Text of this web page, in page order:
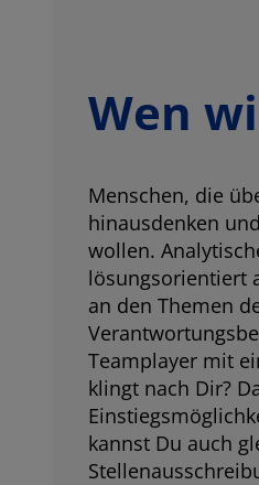
Wen
Menschen, die
hinausdenken
wollen.
lösungsorientiert
an den Themen
Teamplayer mit
klingt nach Dir?
kannst Du auch